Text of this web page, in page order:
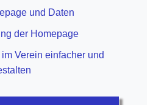
und Daten
der Homepage
Verein einfacher und